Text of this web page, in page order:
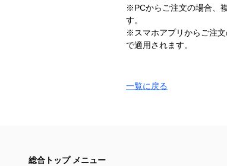
※PCからご注文の場合、
す。
※スマホアプリからご注
で適用されます。
一覧に戻る
総合トップ メニュー